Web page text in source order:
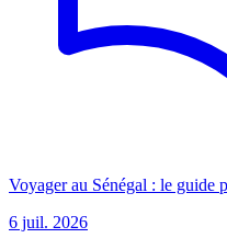
Voyager au Sénégal : le guide
6 juil. 2026